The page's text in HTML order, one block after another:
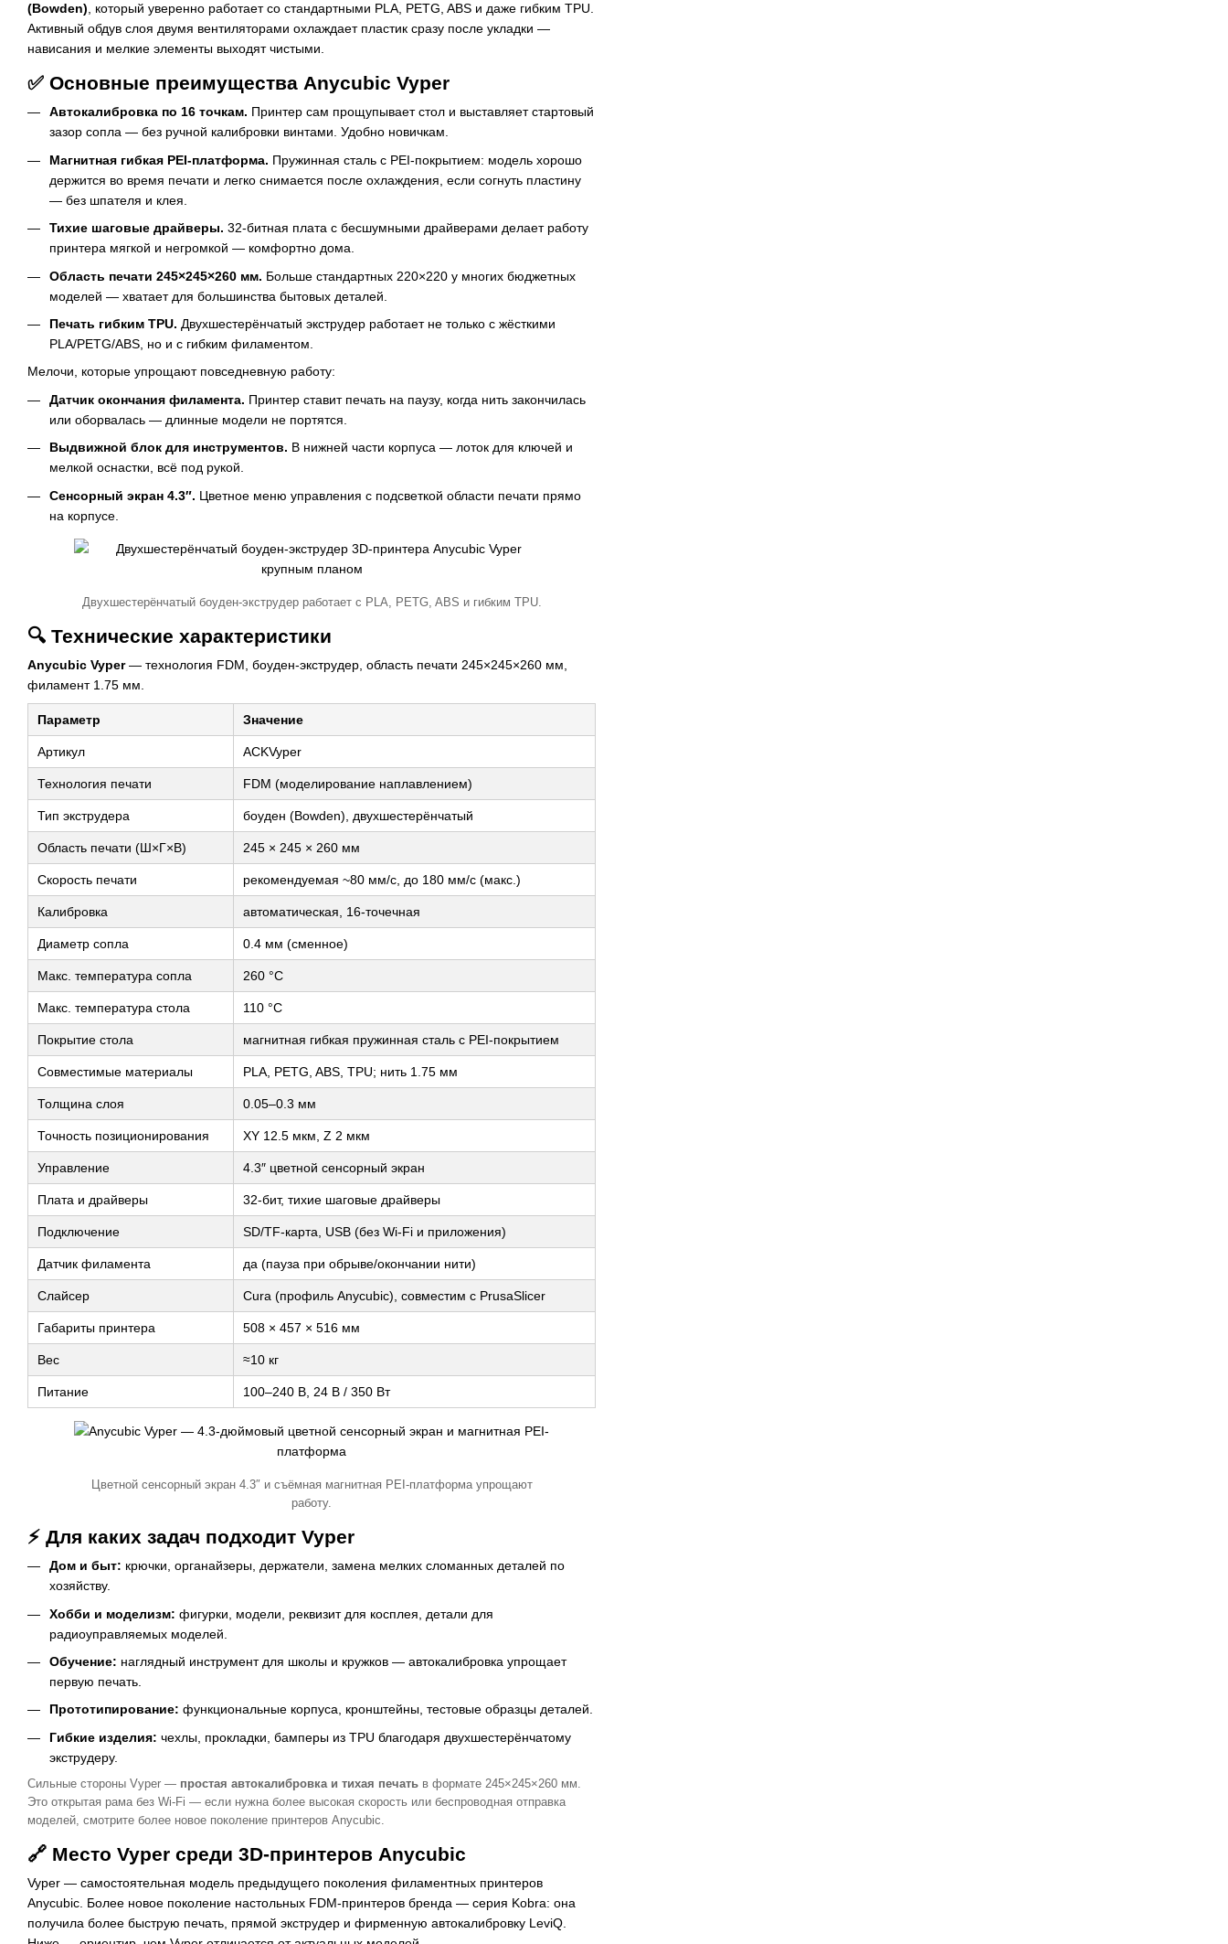
(Bowden), который уверенно работает со стандартными PLA, PETG, ABS и даже гибким TPU.
Активный обдув слоя двумя вентиляторами охлаждает пластик сразу после укладки —
нависания и мелкие элементы выходят чистыми.
✅ Основные преимущества Anycubic Vyper
Автокалибровка по 16 точкам. Принтер сам прощупывает стол и выставляет стартовый
зазор сопла — без ручной калибровки винтами. Удобно новичкам.
Магнитная гибкая PEI-платформа. Пружинная сталь с PEI-покрытием: модель хорошо
держится во время печати и легко снимается после охлаждения, если согнуть пластину
— без шпателя и клея.
Тихие шаговые драйверы. 32-битная плата с бесшумными драйверами делает работу
принтера мягкой и негромкой — комфортно дома.
Область печати 245×245×260 мм. Больше стандартных 220×220 у многих бюджетных
моделей — хватает для большинства бытовых деталей.
Печать гибким TPU. Двухшестерёнчатый экструдер работает не только с жёсткими
PLA/PETG/ABS, но и с гибким филаментом.
Мелочи, которые упрощают повседневную работу:
Датчик окончания филамента. Принтер ставит печать на паузу, когда нить закончилась
или оборвалась — длинные модели не портятся.
Выдвижной блок для инструментов. В нижней части корпуса — лоток для ключей и
мелкой оснастки, всё под рукой.
Сенсорный экран 4.3″. Цветное меню управления с подсветкой области печати прямо
на корпусе.
Двухшестерёнчатый боуден-экструдер работает с PLA, PETG, ABS и гибким TPU.
🔍 Технические характеристики
Anycubic Vyper— технология FDM, боуден-экструдер, область печати 245×245×260 мм,
филамент 1.75 мм.
Параметр Значение
Артикул ACKVyper
Технология печати FDM (моделирование наплавлением)
Тип экструдера боуден (Bowden), двухшестерёнчатый
Область печати (Ш×Г×В) 245 × 245 × 260 мм
Скорость печати рекомендуемая ~80 мм/с, до 180 мм/с (макс.)
Калибровка автоматическая, 16-точечная
Диаметр сопла 0.4 мм (сменное)
Макс. температура сопла 260 °C
Макс. температура стола 110 °C
Покрытие стола магнитная гибкая пружинная сталь с PEI-покрытием
Совместимые материалы PLA, PETG, ABS, TPU; нить 1.75 мм
Толщина слоя 0.05–0.3 мм
Точность позиционирования XY 12.5 мкм, Z 2 мкм
Управление 4.3″ цветной сенсорный экран
Плата и драйверы 32-бит, тихие шаговые драйверы
Подключение SD/TF-карта, USB (без Wi-Fi и приложения)
Датчик филамента да (пауза при обрыве/окончании нити)
Слайсер Cura (профиль Anycubic), совместим с PrusaSlicer
Габариты принтера 508 × 457 × 516 мм
Вес ≈10 кг
Питание 100–240 В, 24 В / 350 Вт
Цветной сенсорный экран 4.3″ и съёмная магнитная PEI-платформа упрощают
работу.
⚡ Для каких задач подходит Vyper
Дом и быт: крючки, органайзеры, держатели, замена мелких сломанных деталей по
хозяйству.
Хобби и моделизм: фигурки, модели, реквизит для косплея, детали для
радиоуправляемых моделей.
Обучение: наглядный инструмент для школы и кружков — автокалибровка упрощает
первую печать.
Прототипирование: функциональные корпуса, кронштейны, тестовые образцы деталей.
Гибкие изделия: чехлы, прокладки, бамперы из TPU благодаря двухшестерёнчатому
экструдеру.
Сильные стороны Vyper — простая автокалибровка и тихая печать в формате 245×245×260 мм.
Это открытая рама без Wi-Fi — если нужна более высокая скорость или беспроводная отправка
моделей, смотрите более новое поколение принтеров Anycubic.
🔗 Место Vyper среди 3D-принтеров Anycubic
Vyper — самостоятельная модель предыдущего поколения филаментных принтеров
Anycubic. Более новое поколение настольных FDM-принтеров бренда — серия Kobra: она
получила более быструю печать, прямой экструдер и фирменную автокалибровку LeviQ.